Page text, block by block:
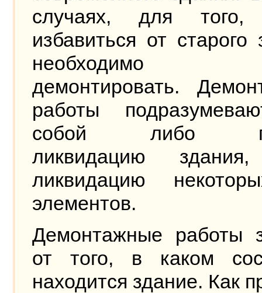
случаях, для того,
избавиться от старого
необходимо
демонтировать.
работы
собой либо
ликвидацию
ликвидацию
элементов.
Демонтажные работы
от того, в каком
находится здание. Как